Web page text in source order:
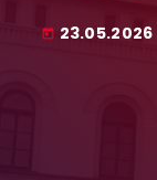
today